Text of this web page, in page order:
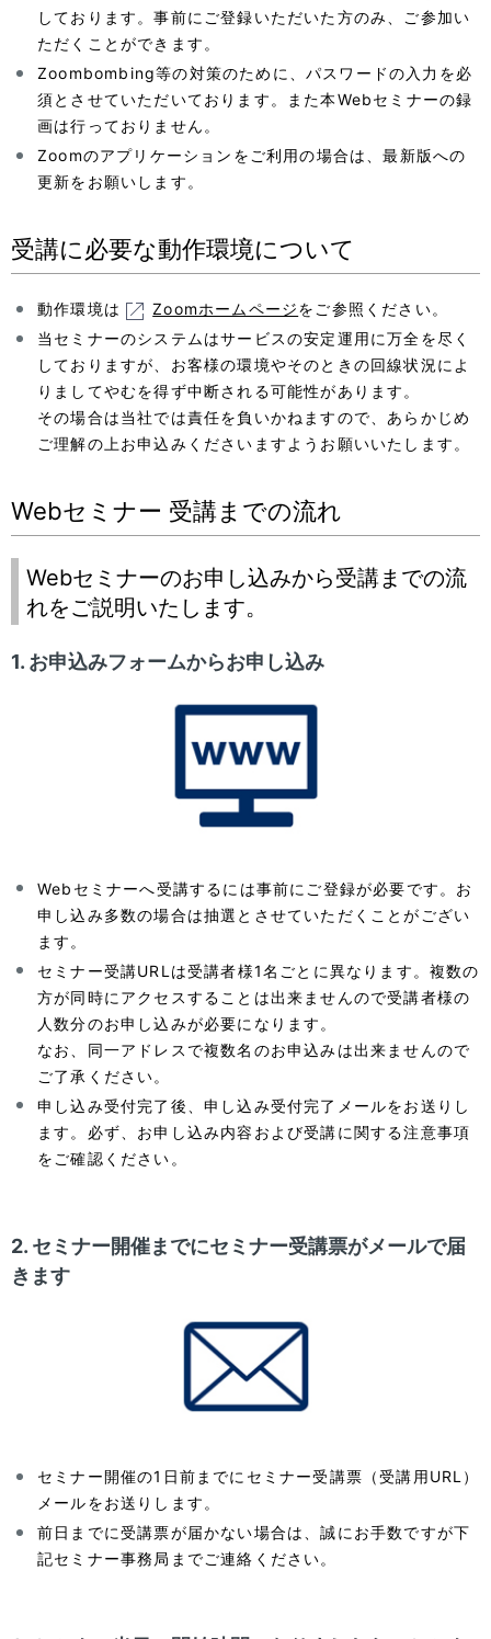
しております。事前にご登録いただいた方のみ、ご参加い
ただくことができます。
Zoombombing等の対策のために、パスワードの入力を必
須とさせていただいております。また本Webセミナーの録
画は行っておりません。
Zoomのアプリケーションをご利用の場合は、最新版への
更新をお願いします。
受講に必要な動作環境について
動作環境は Zoomホームページをご参照ください。
当セミナーのシステムはサービスの安定運用に万全を尽く
しておりますが、お客様の環境やそのときの回線状況によ
りましてやむを得ず中断される可能性があります。
その場合は当社では責任を負いかねますので、あらかじめ
ご理解の上お申込みくださいますようお願いいたします。
Webセミナー 受講までの流れ
Webセミナーのお申し込みから受講までの流
れをご説明いたします。
1. お申込みフォームからお申し込み
Webセミナーへ受講するには事前にご登録が必要です。お
申し込み多数の場合は抽選とさせていただくことがござい
ます。
セミナー受講URLは受講者様1名ごとに異なります。複数の
方が同時にアクセスすることは出来ませんので受講者様の
人数分のお申し込みが必要になります。
なお、同一アドレスで複数名のお申込みは出来ませんので
ご了承ください。
申し込み受付完了後、申し込み受付完了メールをお送りし
ます。必ず、お申し込み内容および受講に関する注意事項
をご確認ください。
2. セミナー開催までにセミナー受講票がメールで届
きます
セミナー開催の1日前までにセミナー受講票（受講用URL）
メールをお送りします。
前日までに受講票が届かない場合は、誠にお手数ですが下
記セミナー事務局までご連絡ください。